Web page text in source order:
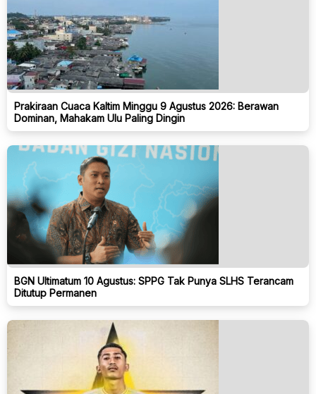
Prakiraan Cuaca Kaltim Minggu 9 Agustus 2026: Berawan
Dominan, Mahakam Ulu Paling Dingin
BGN Ultimatum 10 Agustus: SPPG Tak Punya SLHS Terancam
Ditutup Permanen